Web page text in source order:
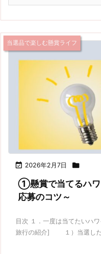
 2026年2月7日 
当選品で楽しむ懸賞ライフ
①懸賞で当てるハワ
応募のコツ～
目次 １．一度は当てたいハ
旅行の紹介] １）当選し